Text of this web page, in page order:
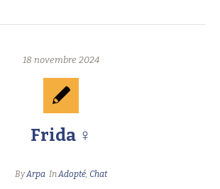
18 novembre 2024
Frida ♀
ByArpa InAdopté, Chat